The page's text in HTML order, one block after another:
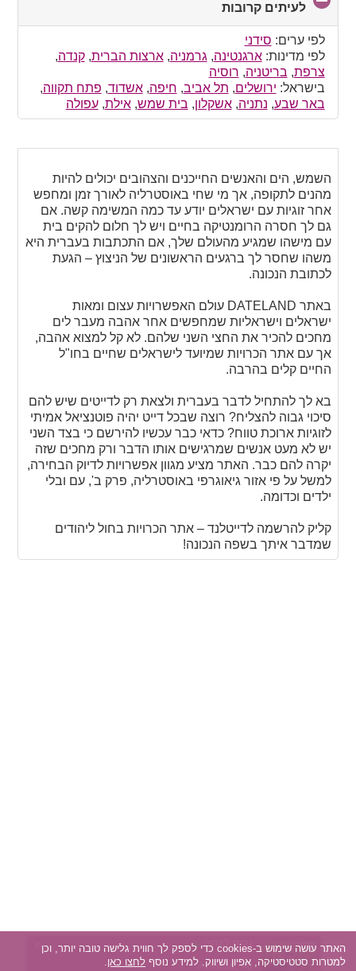
לעיתים קרובות
to
contents
לפי ערים: סידני
לפי מדינות: ארגנטינה, גרמניה,ארצות הברית,קנדה,
צרפת, בריטניה, רוסיה
בישראל: ירושלים, תל אביב, חיפה,אשדוד, פתח תקווה,
באר שבע, נתניה,אשקלון, בית שמש,אילת,עפולה
השמש, הים והאנשים החייכנים והצהובים יכולים להיות
מהנים לתקופה, אך מי שחי באוסטרליה לאורך זמן ומחפש
אחר זוגיות עם ישראלים יודע עד כמה המשימה קשה. אם
גם לך חסרה הרומנטיקה בחיים ויש לך חלום להקים בית
עם מישהו שמגיע מהעולם שלך, אם התכתבות בעברית היא
משהו שחסר לך ברגעים הראשונים של הניצוץ – הגעת
לכתובת הנכונה.
באתר DATELAND עולם האפשרויות עצום ומאות
ישראלים וישראליות שמחפשים אחר אהבה מעבר לים
מחכים להכיר את החצי השני שלהם. לא קל למצוא אהבה,
אך עם אתר הכרויות שמיועד לישראלים שחיים בחו"ל
החיים קלים בהרבה.
בא לך להתחיל לדבר בעברית ולצאת רק לדייטים שיש להם
סיכוי גבוה להצליח? רוצה שבכל דייט יהיה פוטנציאל אמיתי
לזוגיות ארוכת טווח? כדאי כבר עכשיו להירשם כי בצד השני
יש לא מעט אנשים שמרגישים אותו הדבר ורק מחכים שזה
יקרה להם כבר. האתר מציע מגוון אפשרויות לדיוק הבחירה,
למשל על פי אזור גיאוגרפי באוסטרליה, פרק ב', עם ובלי
ילדים וכדומה.
קליק להרשמה לדייטלנד – אתר הכרויות בחול ליהודים
שמדבר איתך בשפה הנכונה!
האתר עושה שימוש ב-cookies כדי לספק לך חווית גלישה טובה יותר, וכן
למטרות סטטיסטיקה, אפיון ושיווק. למידע נוסף לחצו כאן.
נכנס לאתר
Ah-Mad, 40
רבקה, 61
שמואל, 58
משה, 65
רונן, 59
Hagai, 53
לילך, 53
משה, 77
לין, 30
Shir, 30